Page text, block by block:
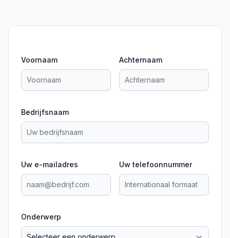
Voornaam Achternaam
Bedrijfsnaam
Uw e-mailadres Uw telefoonnummer
Onderwerp